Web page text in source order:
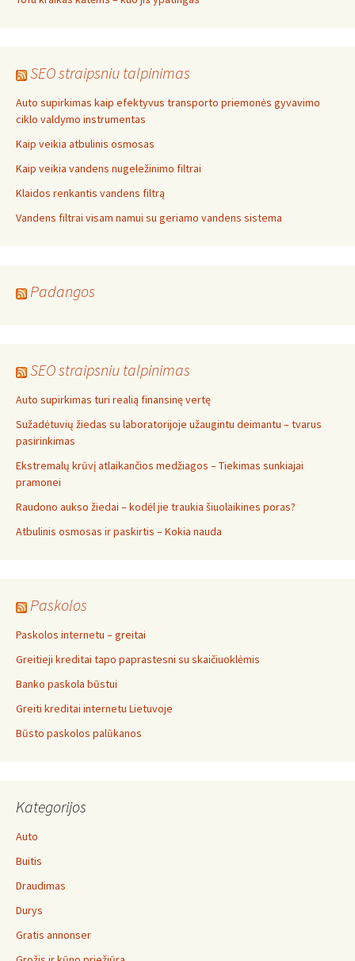
SEO straipsniu talpinimas
Auto supirkimas kaip efektyvus transporto priemonės gyvavimo
ciklo valdymo instrumentas
Kaip veikia atbulinis osmosas
Kaip veikia vandens nugeležinimo filtrai
Klaidos renkantis vandens filtrą
Vandens filtrai visam namui su geriamo vandens sistema
Padangos
SEO straipsniu talpinimas
Auto supirkimas turi realią finansinę vertę
Sužadėtuvių žiedas su laboratorijoje užaugintu deimantu – tvarus
pasirinkimas
Ekstremalų krūvį atlaikančios medžiagos – Tiekimas sunkiajai
pramonei
Raudono aukso žiedai – kodėl jie traukia šiuolaikines poras?
Atbulinis osmosas ir paskirtis – Kokia nauda
Paskolos
Paskolos internetu – greitai
Greitieji kreditai tapo paprastesni su skaičiuoklėmis
Banko paskola būstui
Greiti kreditai internetu Lietuvoje
Būsto paskolos palūkanos
Kategorijos
Auto
Buitis
Draudimas
Durys
Gratis annonser